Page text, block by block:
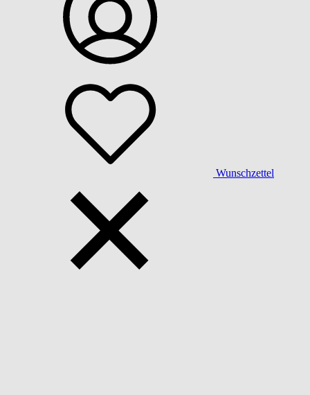
Wunschzettel